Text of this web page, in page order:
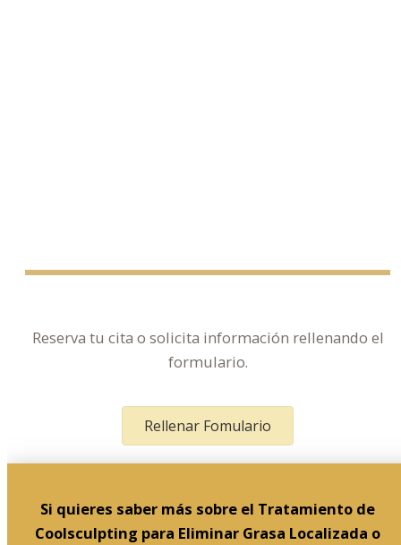
Reserva tu cita o solicita información rellenando el
formulario.
Rellenar Fomulario
Si quieres saber más sobre el Tratamiento de
Coolsculpting para Eliminar Grasa Localizada o